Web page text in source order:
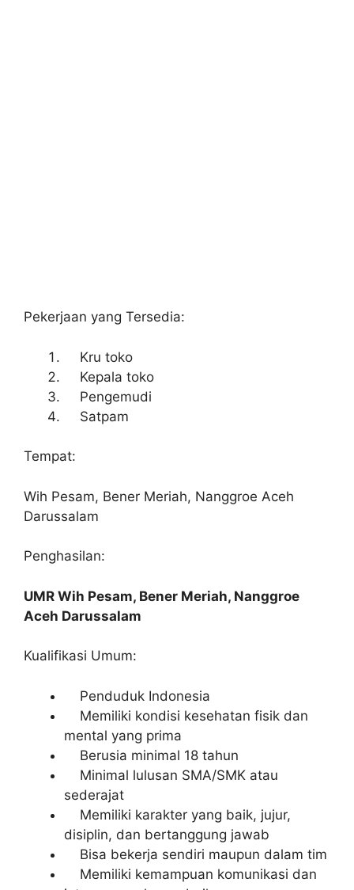
Pekerjaan yang Tersedia:
Kru toko
Kepala toko
Pengemudi
Satpam
Tempat:
Wih Pesam, Bener Meriah, Nanggroe Aceh
Darussalam
Penghasilan:
UMR Wih Pesam, Bener Meriah, Nanggroe
Aceh Darussalam
Kualifikasi Umum:
Penduduk Indonesia
Memiliki kondisi kesehatan fisik dan
mental yang prima
Berusia minimal 18 tahun
Minimal lulusan SMA/SMK atau
sederajat
Memiliki karakter yang baik, jujur,
disiplin, dan bertanggung jawab
Bisa bekerja sendiri maupun dalam tim
Memiliki kemampuan komunikasi dan